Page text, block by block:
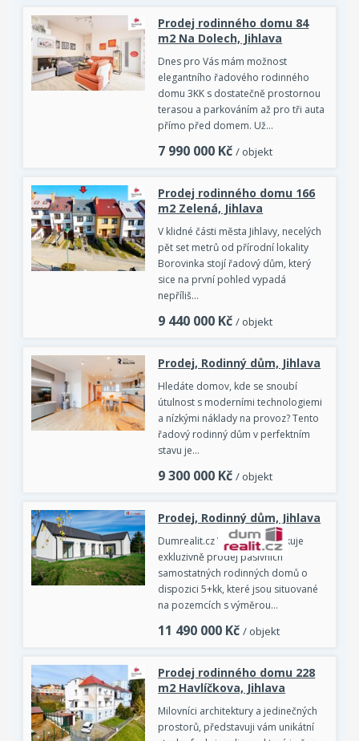
Prodej rodinného domu 84
m2 Na Dolech, Jihlava
Dnes pro Vás mám možnost
elegantního řadového rodinného
domu 3KK s dostatečně prostornou
terasou a parkováním až pro tři auta
přímo před domem. Už…
7 990 000 Kč / objekt
Prodej rodinného domu 166
m2 Zelená, Jihlava
V klidné části města Jihlavy, necelých
pět set metrů od přírodní lokality
Borovinka stojí řadový dům, který
sice na první pohled vypadá
nepříliš…
9 440 000 Kč / objekt
Prodej, Rodinný dům, Jihlava
Hledáte domov, kde se snoubí
útulnost s moderními technologiemi
a nízkými náklady na provoz? Tento
řadový rodinný dům v perfektním
stavu je…
9 300 000 Kč / objekt
Prodej, Rodinný dům, Jihlava
Dumrealit.cz Vám zprostředkuje
exkluzivně prodej pasivních
samostatných rodinných domů o
dispozici 5+kk, které jsou situované
na pozemcích s výměrou…
11 490 000 Kč / objekt
Prodej rodinného domu 228
m2 Havlíčkova, Jihlava
Milovníci architektury a jedinečných
prostorů, představuji vám unikátní